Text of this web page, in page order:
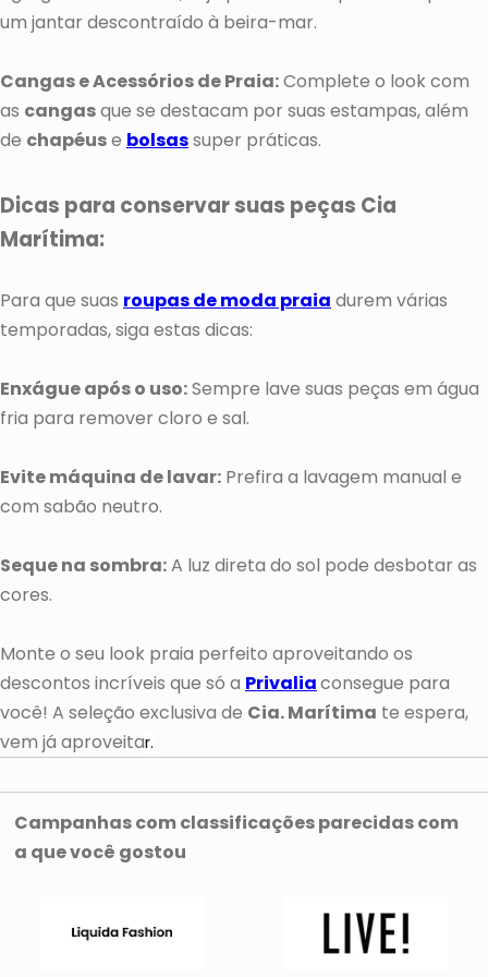
um jantar descontraído à beira-mar.
Cangas e Acessórios de Praia:Complete o look com
as cangasque se destacam por suas estampas, além
de chapéuse bolsassuper práticas.
Dicas para conservar suas peças Cia
Marítima:
Para que suas roupas de moda praia durem várias
temporadas, siga estas dicas:
Enxágue após o uso:Sempre lave suas peças em água
fria para remover cloro e sal.
Evite máquina de lavar: Prefira a lavagem manual e
com sabão neutro.
Seque na sombra:A luz direta do sol pode desbotar as
cores.
Monte o seu look praia perfeito aproveitando os
descontos incríveis que só a Privaliaconsegue para
você! A seleção exclusiva de Cia. Marítima te espera,
vem já aproveitar.
Campanhas com classificações parecidas com
a que você gostou